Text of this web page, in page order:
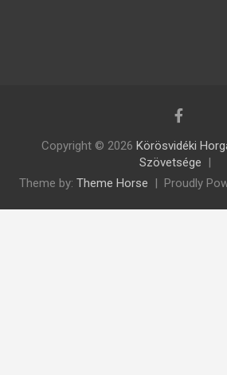
Copyright © 2026 Körösvidéki
Szövetsége
Theme by: Theme Horse Proudly